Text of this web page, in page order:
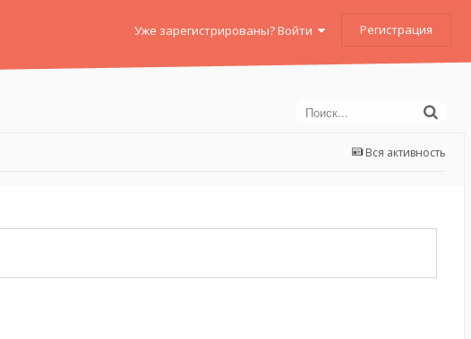
Уже зарегистрированы? Войти Регистрация
Вся активность